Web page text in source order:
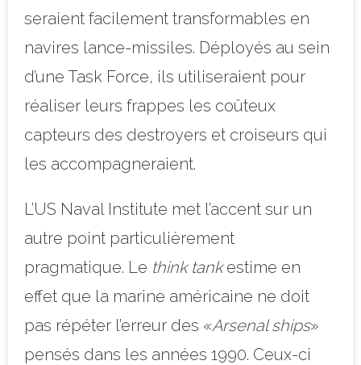
seraient facilement transformables en
navires lance-missiles. Déployés au sein
d’une Task Force, ils utiliseraient pour
réaliser leurs frappes les coûteux
capteurs des destroyers et croiseurs qui
les accompagneraient.
L’US Naval Institute met l’accent sur un
autre point particulièrement
pragmatique. Le think tankestime en
effet que la marine américaine ne doit
pas répéter l’erreur des «Arsenal ships»
pensés dans les années 1990. Ceux-ci